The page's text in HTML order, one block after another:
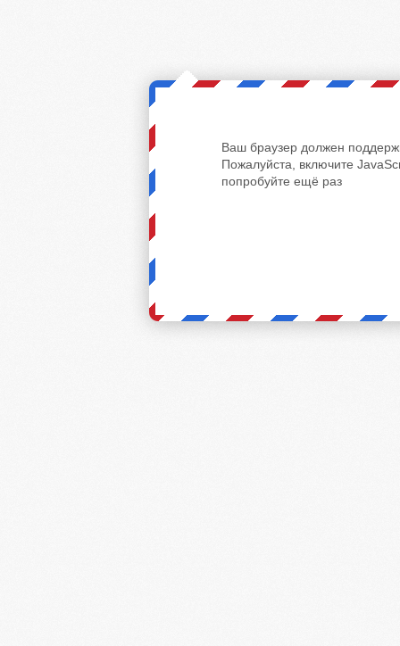
Ваш браузер должен
Пожалуйста, включите
попробуйте ещё раз